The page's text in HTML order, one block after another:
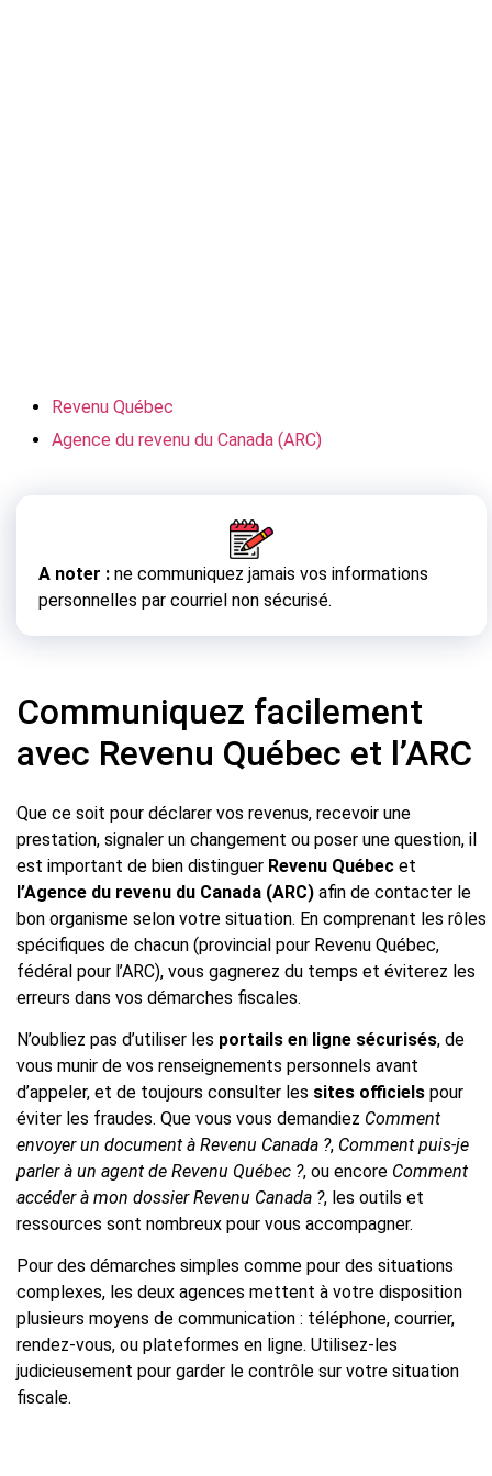
Revenu Québec
Agence du revenu du Canada (ARC)
A noter : ne communiquez jamais vos informations
personnelles par courriel non sécurisé.
Communiquez facilement
avec Revenu Québec et l’ARC
Que ce soit pour déclarer vos revenus, recevoir une
prestation, signaler un changement ou poser une question, il
est important de bien distinguer Revenu Québec et
l’Agence du revenu du Canada (ARC) afin de contacter le
bon organisme selon votre situation. En comprenant les rôles
spécifiques de chacun (provincial pour Revenu Québec,
fédéral pour l’ARC), vous gagnerez du temps et éviterez les
erreurs dans vos démarches fiscales.
N’oubliez pas d’utiliser les portails en ligne sécurisés, de
vous munir de vos renseignements personnels avant
d’appeler, et de toujours consulter les sites officiels pour
éviter les fraudes. Que vous vous demandiez Comment
envoyer un document à Revenu Canada ?, Comment puis-je
parler à un agent de Revenu Québec ?, ou encore Comment
accéder à mon dossier Revenu Canada ?, les outils et
ressources sont nombreux pour vous accompagner.
Pour des démarches simples comme pour des situations
complexes, les deux agences mettent à votre disposition
plusieurs moyens de communication : téléphone, courrier,
rendez-vous, ou plateformes en ligne. Utilisez-les
judicieusement pour garder le contrôle sur votre situation
fiscale.